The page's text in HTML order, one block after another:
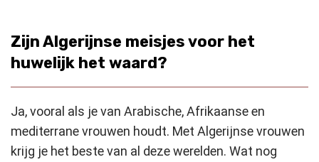
Zijn Algerijnse meisjes voor het
huwelijk het waard?
Ja, vooral als je van Arabische, Afrikaanse en
mediterrane vrouwen houdt. Met Algerijnse vrouwen
krijg je het beste van al deze werelden. Wat nog